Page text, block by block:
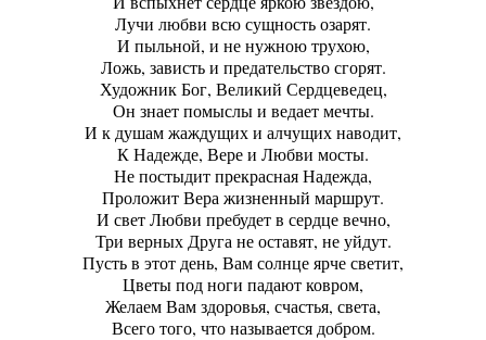
Лучи любви всю сущность озарят.
И пыльной, и не нужною трухою,
Ложь, зависть и предательство сгорят.
Художник Бог, Великий Сердцеведец,
Он знает помыслы и ведает мечты.
И к душам жаждущих и алчущих наводит,
К Надежде, Вере и Любви мосты.
Не постыдит прекрасная Надежда,
Проложит Вера жизненный маршрут.
И свет Любви пребудет в сердце вечно,
Три верных Друга не оставят, не уйдут.
Пусть в этот день, Вам солнце ярче светит,
Цветы под ноги падают ковром,
Желаем Вам здоровья, счастья, света,
Всего того, что называется добром.